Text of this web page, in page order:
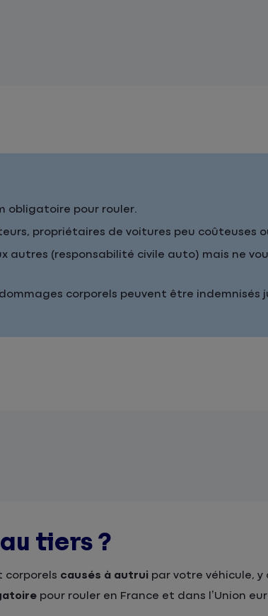
obligatoire pour rouler.
propriétaires de voitures peu coûteuses
autres (responsabilité civile auto) mais ne
corporels peuvent être indemnisés
tiers ?
corporels causés à autrui par votre véhicule,
pour rouler en France et dans l’Union